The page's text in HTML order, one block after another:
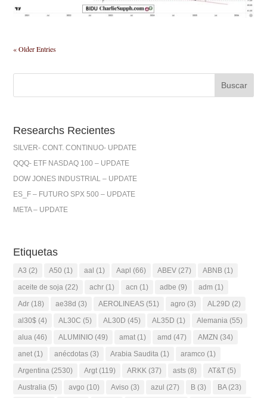
« Older Entries
Researchs Recientes
SILVER- CONT. CONTINUO- UPDATE
QQQ- ETF NASDAQ 100 – UPDATE
DOW JONES INDUSTRIAL – UPDATE
ES_F – FUTURO SPX 500 – UPDATE
META – UPDATE
Etiquetas
A3 (2) A50 (1) aal (1) Aapl (66) ABEV (27) ABNB (1)
aceite de soja (22) achr (1) acn (1) adbe (9) adm (1)
Adr (18) ae38d (3) AEROLINEAS (51) agro (3) AL29D (2)
al30$ (4) AL30C (5) AL30D (45) AL35D (1) Alemania (55)
alua (46) ALUMINIO (49) amat (1) amd (47) AMZN (34)
anet (1) anécdotas (3) Arabia Saudita (1) aramco (1)
Argentina (2530) Argt (119) ARKK (37) asts (8) AT&T (5)
Australia (5) avgo (10) Aviso (3) azul (27) B (3) BA(23)